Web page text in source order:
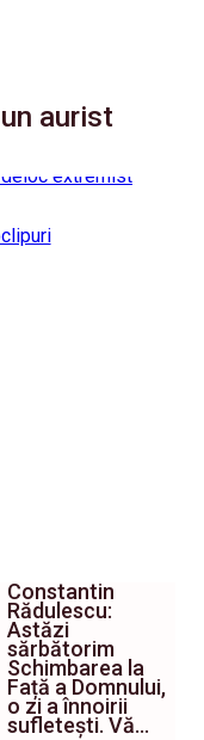
aurist
Constantin
Rădulescu:
Astăzi
sărbătorim
Schimbarea la
Față a Domnului,
o zi a înnoirii
sufletești. Vă…